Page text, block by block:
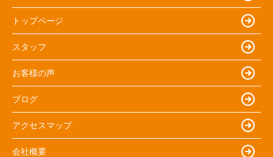
トップページ
スタッフ
お客様の声
ブログ
アクセスマップ
会社概要